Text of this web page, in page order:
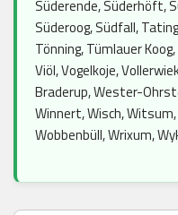
Süderende, Süderhöft,
Süderoog, Südfall,
Tönning, Tümlauer
Viöl, Vogelkoje,
Braderup, Wester-
Winnert, Wisch,
Wobbenbüll, Wrixum,